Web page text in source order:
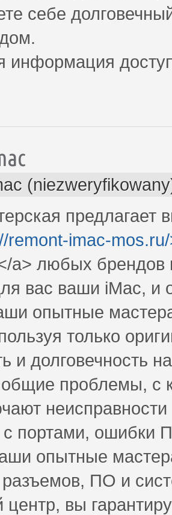
себе
информация
предлагает
remont-imac-
a> любых
вас ваши iMac, и
опытные
только
и долговечность
проблемы, с
портами, ошибки
опытные
разъемов, ПО и
центр, вы